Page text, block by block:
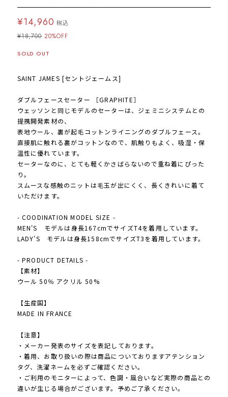
¥14,960 税込
¥18,700 20%OFF
SOLD OUT
SAINT JAMES [セントジェームス]
ダブルフェースセーター ［GRAPHITE］
ウェッソンと同じモデルのセーターは、ジェミニシステムとの
提携開発素材の、
表地ウール、裏が起毛コットンライニングのダブルフェース。
直接肌に触れる裏がコットンなので、肌触りもよく、吸湿・保
温性に優れています。
セーターなのに、とても軽くかさばらないので重ね着にぴった
り。
スムースな感触のニットは毛玉が出にくく、長くきれいに着て
いただけます。
- COODINATION MODEL SIZE -
MEN'S モデルは身長167cmでサイズT4を着用しています。
LADY'S モデルは身長158cmでサイズT3を着用しています。
- PRODUCT DETAILS -
【素材】
ウール 50％ アクリル 50%
【生産国】
MADE IN FRANCE
【注意】
・メーカー発表のサイズを表記しております。
・着用、お取り扱いの際は商品についておりますアテンション
タグ、洗濯ネームを必ずご確認ください。
・ご利用のモニターによって、色調・風合いなど実際の商品との
違いが生じる場合がございます。予めご了承ください。